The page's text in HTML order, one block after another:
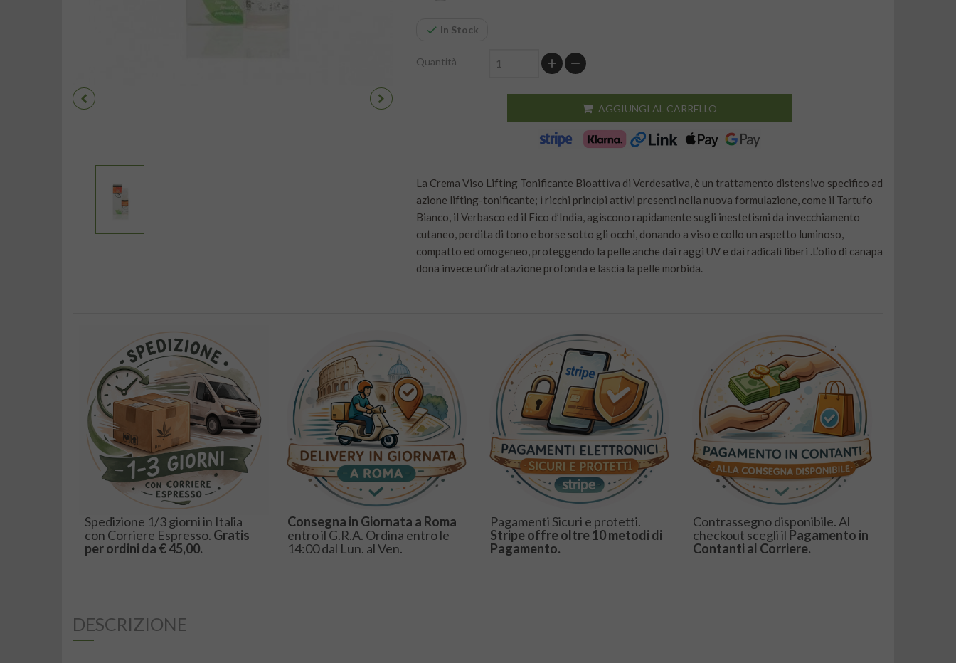
In Stock
Quantità
AGGIUNGI AL CARRELLO
La Crema Viso Lifting Tonificante Bioattiva di Verdesativa, è un trattamento distensivo specifico ad
azione lifting-tonificante; i ricchi principi attivi presenti nella nuova formulazione, come il Tartufo
Bianco, il Verbasco ed il Fico d’India, agiscono rapidamente sugli inestetismi da invecchiamento
cutaneo, perdita di tono e borse sotto gli occhi, donando a viso e collo un aspetto luminoso,
compatto ed omogeneo, proteggendo la pelle anche dai raggi UV e dai radicali liberi .L’olio di canapa
dona invece un’idratazione profonda e lascia la pelle morbida.
Spedizione 1/3 giorni in Italia
con Corriere Espresso. Gratis
per ordini da € 45,00.
Consegna in Giornata a Roma
entro il G.R.A. Ordina entro le
14:00 dal Lun. al Ven.
Pagamenti Sicuri e protetti.
Stripe offre oltre 10 metodi di
Pagamento.
Contrassegno disponibile. Al
checkout scegli il Pagamento in
Contanti al Corriere.
DESCRIZIONE